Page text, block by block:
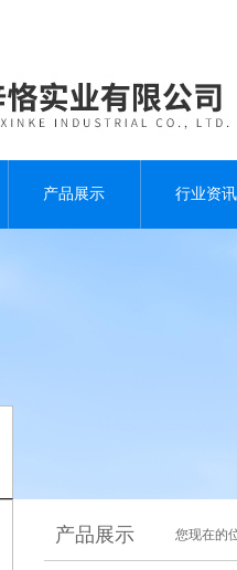
产品展示 行业资讯
产品展示 您现在的